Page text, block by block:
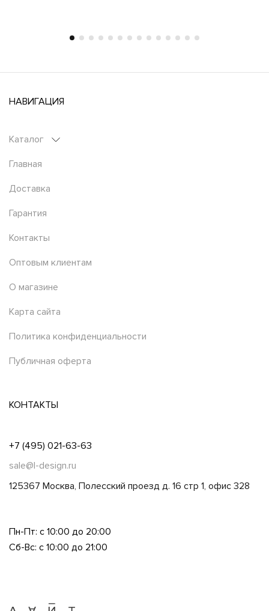
НАВИГАЦИЯ
Каталог
Главная
Доставка
Гарантия
Контакты
Оптовым клиентам
О магазине
Карта сайта
Политика конфиденциальности
Публичная оферта
КОНТАКТЫ
+7 (495) 021-63-63
sale@l-design.ru
125367 Москва, Полесский проезд д. 16 стр 1, офис 328
Пн-Пт: с 10:00 до 20:00
Сб-Вс: с 10:00 до 21:00